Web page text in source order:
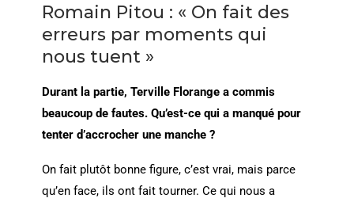
Romain Pitou : « On fait des
erreurs par moments qui
nous tuent »
Durant la partie, Terville Florange a commis
beaucoup de fautes. Qu’est-ce qui a manqué pour
tenter d’accrocher une manche ?
On fait plutôt bonne figure, c’est vrai, mais parce
qu’en face, ils ont fait tourner. Ce qui nous a